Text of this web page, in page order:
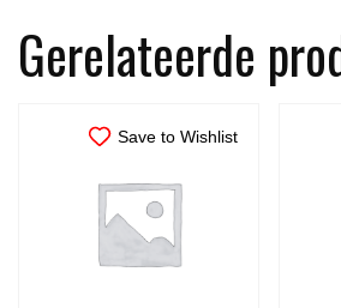
Gerelateerde
Save to Wishlist